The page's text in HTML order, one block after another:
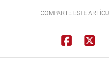
COMPARTE ESTE